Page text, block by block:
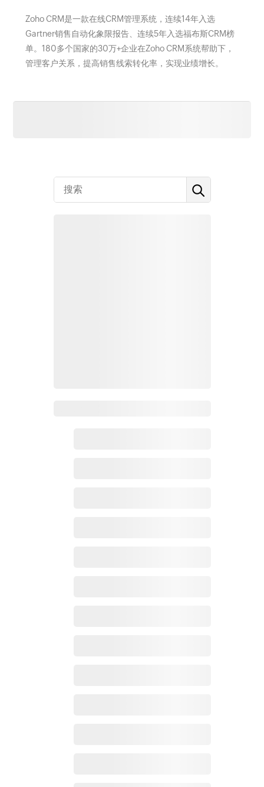
Zoho CRM是一款在线CRM管理系统，连续14年入选
Gartner销售自动化象限报告、连续5年入选福布斯CRM榜
单。180多个国家的30万+企业在Zoho CRM系统帮助下，
管理客户关系，提高销售线索转化率，实现业绩增长。